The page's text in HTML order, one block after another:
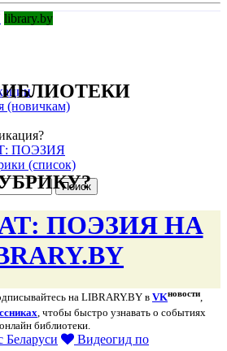
library.by
(новичкам)
ПОЭЗИЯ
(список)
ПОЭЗИЯ НА
на LIBRARY.BY в VKновости,
, чтобы быстро узнавать о событиях
онлайн библиотеки.
Беларуси
Видеогид по